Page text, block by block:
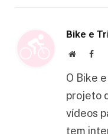
Bike e
Website
O Bike
projeto
vídeos
tem